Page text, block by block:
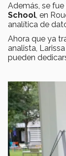
Además, se
School , en
analítica de
Ahora que ya
analista,
pueden